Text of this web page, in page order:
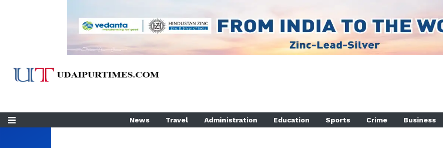
News Travel Administration Education Sports Crime Business